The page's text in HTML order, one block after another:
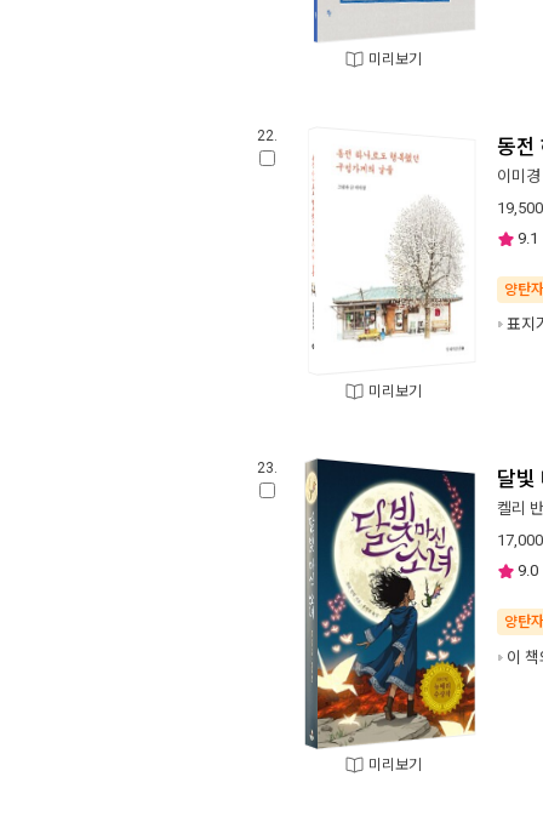
미리보기
22.
미리보기
동전
이미경
19,500
9.1
양탄
표지
23.
미리보기
달빛
켈리
17,000
9.0
양탄
이